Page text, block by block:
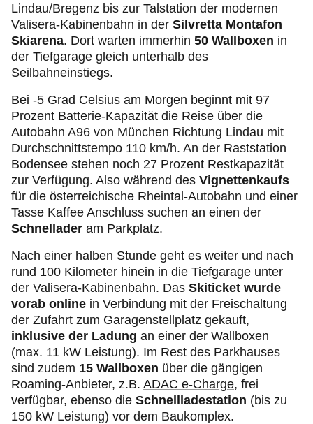
Lindau/Bregenz bis zur Talstation der modernen
Valisera-Kabinenbahn in der Silvretta Montafon
Skiarena. Dort warten immerhin 50 Wallboxen in
der Tiefgarage gleich unterhalb des
Seilbahneinstiegs.
Bei -5 Grad Celsius am Morgen beginnt mit 97
Prozent Batterie-Kapazität die Reise über die
Autobahn A96 von München Richtung Lindau mit
Durchschnittstempo 110 km/h. An der Raststation
Bodensee stehen noch 27 Prozent Restkapazität
zur Verfügung. Also während des Vignettenkaufs
für die österreichische Rheintal-Autobahn und einer
Tasse Kaffee Anschluss suchen an einen der
Schnellader am Parkplatz.
Nach einer halben Stunde geht es weiter und nach
rund 100 Kilometer hinein in die Tiefgarage unter
der Valisera-Kabinenbahn. Das Skiticket wurde
vorab online in Verbindung mit der Freischaltung
der Zufahrt zum Garagenstellplatz gekauft,
inklusive der Ladung an einer der Wallboxen
(max. 11 kW Leistung). Im Rest des Parkhauses
sind zudem 15 Wallboxen über die gängigen
Roaming-Anbieter, z.B. ADAC e-Charge, frei
verfügbar, ebenso die Schnellladestation (bis zu
150 kW Leistung) vor dem Baukomplex.